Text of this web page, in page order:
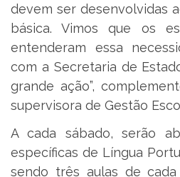
devem ser desenvolvidas
básica. Vimos que os
entenderam essa
com a Secretaria de
grande ação”,
supervisora de Gestão
A cada sábado, serão
específicas de Língua
sendo três aulas de cada